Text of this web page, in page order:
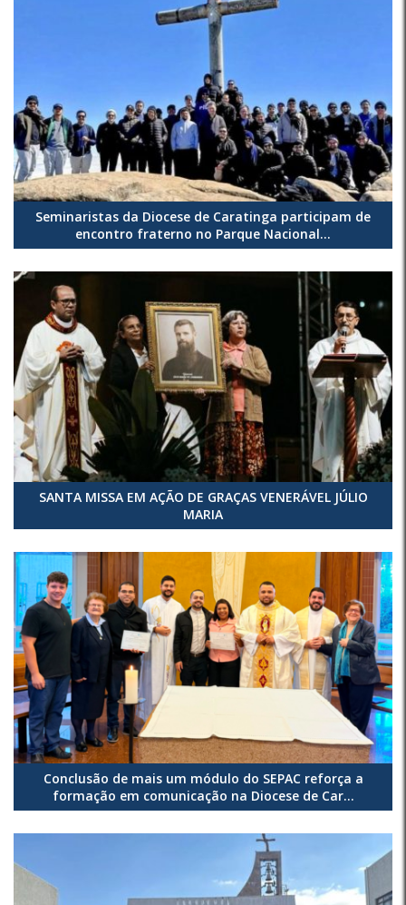
Seminaristas da Diocese de Caratinga participam de
encontro fraterno no Parque Nacional...
SANTA MISSA EM AÇÃO DE GRAÇAS VENERÁVEL JÚLIO
MARIA
Conclusão de mais um módulo do SEPAC reforça a
formação em comunicação na Diocese de Car...